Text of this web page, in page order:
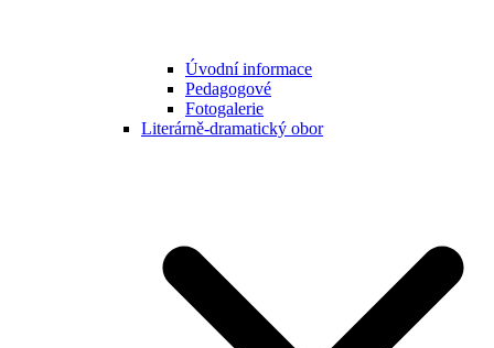
Úvodní informace
Pedagogové
Fotogalerie
Literárně-dramatický obor